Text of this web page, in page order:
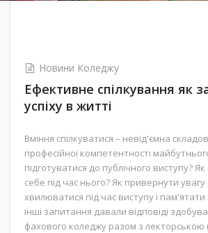
Новини Коледжу
Ефективне спілкування як
успіху в житті
Вміння спілкуватися – невід'ємна
професійної компетентності
підготуватися до публічного виступу?
себе під час нього? Як привернути увагу
хвилюватися під час виступу і пам'ятати
інші запитання давали відповіді
фахового коледжу разом з лекторською